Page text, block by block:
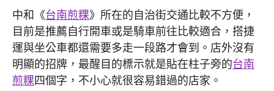
中和《台南煎粿》所在的自治街交通比較不方便，
目前是推薦自行開車或是騎車前往比較適合，搭捷
運與坐公車都還需要多走一段路才會到。店外沒有
明顯的招牌，最醒目的標示就是貼在柱子旁的台南
煎粿四個字，不小心就很容易錯過的店家。